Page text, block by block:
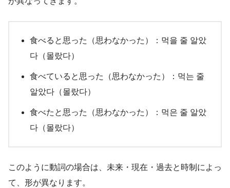
食べると思った（思わなかった）：먹을 줄 알았
다（몰랐다）
食べていると思った（思わなかった）：먹는 줄
알았다（몰랐다）
食べたと思った（思わなかった）：먹은 줄 알았
다（몰랐다）
このように動詞の場合は、未来・現在・過去と時制によっ
て、形が異なります。